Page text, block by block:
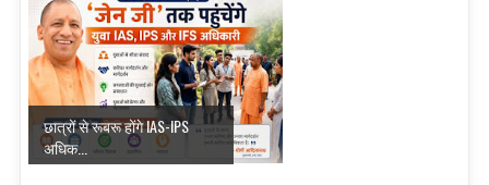
छात्रों से रूबरू होंगे IAS-IPS
अधिक...